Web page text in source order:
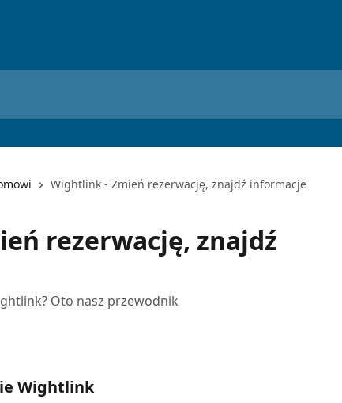
Wightlink - Zmień rezerwację, znajdź informacje
rezerwację, znajdź
Oto nasz przewodnik
Wightlink